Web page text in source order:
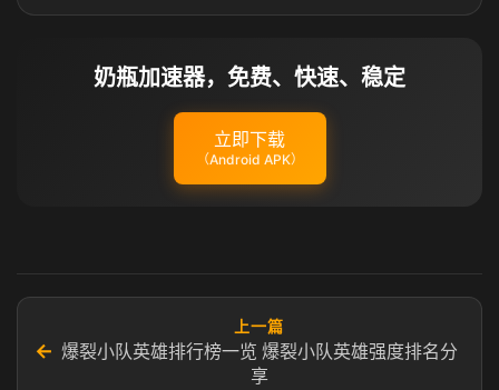
奶瓶加速器，免费、快速、稳定
立即下载
（Android APK）
←
上一篇
爆裂小队英雄排行榜一览 爆裂小队英雄强度排名分
享